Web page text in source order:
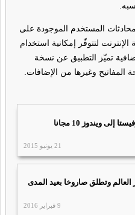
المستخدم الموجودة على
لتتوفّر إمكانية استخدام
تميّز التطبيق عن نسخة
المفاتيح وغيرها من الإضافات.
ويندوز 10 مجانا
21 يونيو 2015
العالم وتطلق صاروخا بعيد المدى
9 فبراير 2016